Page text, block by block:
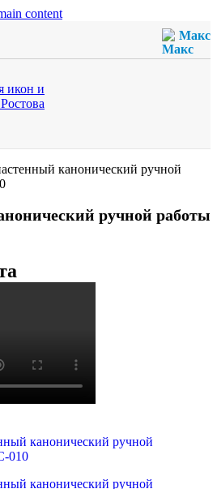
content
Макс
канонический ручной
ручной работы